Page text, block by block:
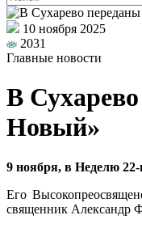
10 ноября 2025
2031
Главные новости
В
Новый»
9 ноября, в Неделю
Его
священник Александр